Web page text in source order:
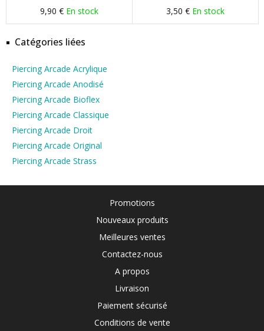
9,90 € En stock 3,50 € En stock
Catégories liées
Piercing Arcade Acrylique
Piercing Arcade Anodisé
Piercing Arcade Bioflex
Piercing Arcade Classique
Piercing Arcade Droit
Piercing Arcade Original
Piercing Arcade Strass
Promotions
Nouveaux produits
Meilleures ventes
Contactez-nous
A propos
Livraison
Paiement sécurisé
Conditions de vente